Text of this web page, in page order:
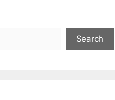
Search